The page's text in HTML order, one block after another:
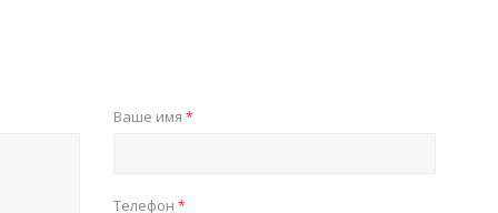
Ваше имя *
Телефон *